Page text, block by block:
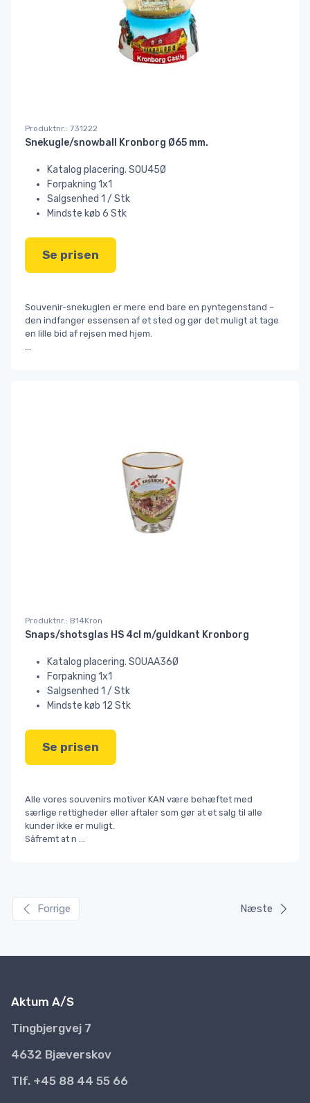
Produktnr.: 731222
Snekugle/snowball Kronborg Ø65 mm.
Katalog placering. SOU45Ø
Forpakning 1x1
Salgsenhed 1 / Stk
Mindste køb 6 Stk
Se prisen
Souvenir-snekuglen er mere end bare en pyntegenstand –
den indfanger essensen af et sted og gør det muligt at tage
en lille bid af rejsen med hjem.
...
Produktnr.: B14Kron
Snaps/shotsglas HS 4cl m/guldkant Kronborg
Katalog placering. SOUAA36Ø
Forpakning 1x1
Salgsenhed 1 / Stk
Mindste køb 12 Stk
Se prisen
Alle vores souvenirs motiver KAN være behæftet med
særlige rettigheder eller aftaler som gør at et salg til alle
kunder ikke er muligt.
Såfremt at n ...
Forrige Næste
Aktum A/S
Tingbjergvej 7
4632 Bjæverskov
Tlf. +45 88 44 55 66